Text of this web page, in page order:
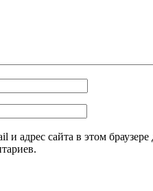
и адрес сайта в этом браузере